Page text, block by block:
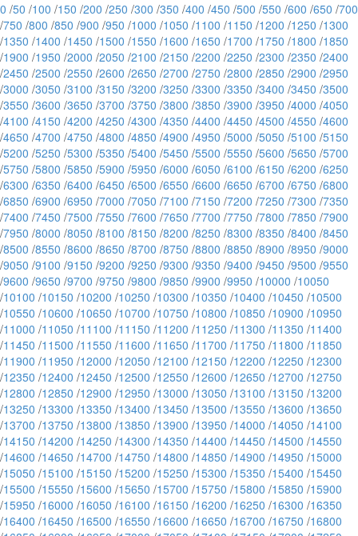
0 /50 /100 /150 /200 /250 /300 /350 /400 /450 /500 /550 /600 /650 /700
/750 /800 /850 /900 /950 /1000 /1050 /1100 /1150 /1200 /1250 /1300
/1350 /1400 /1450 /1500 /1550 /1600 /1650 /1700 /1750 /1800 /1850
/1900 /1950 /2000 /2050 /2100 /2150 /2200 /2250 /2300 /2350 /2400
/2450 /2500 /2550 /2600 /2650 /2700 /2750 /2800 /2850 /2900 /2950
/3000 /3050 /3100 /3150 /3200 /3250 /3300 /3350 /3400 /3450 /3500
/3550 /3600 /3650 /3700 /3750 /3800 /3850 /3900 /3950 /4000 /4050
/4100 /4150 /4200 /4250 /4300 /4350 /4400 /4450 /4500 /4550 /4600
/4650 /4700 /4750 /4800 /4850 /4900 /4950 /5000 /5050 /5100 /5150
/5200 /5250 /5300 /5350 /5400 /5450 /5500 /5550 /5600 /5650 /5700
/5750 /5800 /5850 /5900 /5950 /6000 /6050 /6100 /6150 /6200 /6250
/6300 /6350 /6400 /6450 /6500 /6550 /6600 /6650 /6700 /6750 /6800
/6850 /6900 /6950 /7000 /7050 /7100 /7150 /7200 /7250 /7300 /7350
/7400 /7450 /7500 /7550 /7600 /7650 /7700 /7750 /7800 /7850 /7900
/7950 /8000 /8050 /8100 /8150 /8200 /8250 /8300 /8350 /8400 /8450
/8500 /8550 /8600 /8650 /8700 /8750 /8800 /8850 /8900 /8950 /9000
/9050 /9100 /9150 /9200 /9250 /9300 /9350 /9400 /9450 /9500 /9550
/9600 /9650 /9700 /9750 /9800 /9850 /9900 /9950 /10000 /10050
/10100 /10150 /10200 /10250 /10300 /10350 /10400 /10450 /10500
/10550 /10600 /10650 /10700 /10750 /10800 /10850 /10900 /10950
/11000 /11050 /11100 /11150 /11200 /11250 /11300 /11350 /11400
/11450 /11500 /11550 /11600 /11650 /11700 /11750 /11800 /11850
/11900 /11950 /12000 /12050 /12100 /12150 /12200 /12250 /12300
/12350 /12400 /12450 /12500 /12550 /12600 /12650 /12700 /12750
/12800 /12850 /12900 /12950 /13000 /13050 /13100 /13150 /13200
/13250 /13300 /13350 /13400 /13450 /13500 /13550 /13600 /13650
/13700 /13750 /13800 /13850 /13900 /13950 /14000 /14050 /14100
/14150 /14200 /14250 /14300 /14350 /14400 /14450 /14500 /14550
/14600 /14650 /14700 /14750 /14800 /14850 /14900 /14950 /15000
/15050 /15100 /15150 /15200 /15250 /15300 /15350 /15400 /15450
/15500 /15550 /15600 /15650 /15700 /15750 /15800 /15850 /15900
/15950 /16000 /16050 /16100 /16150 /16200 /16250 /16300 /16350
/16400 /16450 /16500 /16550 /16600 /16650 /16700 /16750 /16800